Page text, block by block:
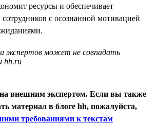
ресурсы и обеспечивает
с осознанной мотивацией
экспертов может не совпадать
hh.ru
внешним экспертом. Если вы также
материал в блоге hh, пожалуйста,
требованиями к текстам